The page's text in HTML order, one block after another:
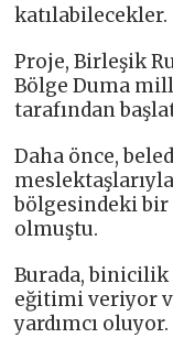
katılabilecekler.
Proje, Birleşik
Bölge Duma
tarafından
Daha önce,
bölgesindeki bir
olmuştu.
Burada,
eğitimi veriyor
yardımcı oluyor.